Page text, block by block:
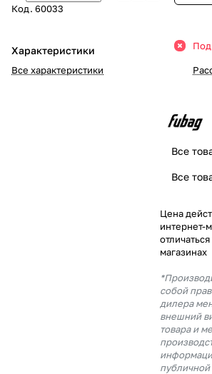
Код. 60033
Характеристики
Все характеристики
Под
Все
Все
Цена
интернет-
магазинах
собой
дилера
внешний
товара и
в корзину
% картой любого банка
% будут
с вашей карты